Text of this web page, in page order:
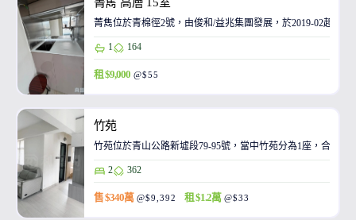
菁雋位於青棉徑2號，由俊和/益兆集團發展，於2019-02起陸
1 164
租 $9,000 @$55
竹苑
竹苑位於青山公路新墟段79-95號，當中竹苑分為1座，合共
2 362
售 $340萬 @$9,392 租 $1.2萬 @$33